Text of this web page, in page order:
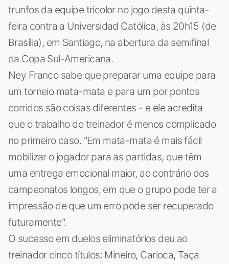
trunfos da equipe tricolor no jogo desta quinta-
feira contra a Universidad Católica, às 20h15 (de
Brasília), em Santiago, na abertura da semifinal
da Copa Sul-Americana.
Ney Franco sabe que preparar uma equipe para
um torneio mata-mata e para um por pontos
corridos são coisas diferentes - e ele acredita
que o trabalho do treinador é menos complicado
no primeiro caso. "Em mata-mata é mais fácil
mobilizar o jogador para as partidas, que têm
uma entrega emocional maior, ao contrário dos
campeonatos longos, em que o grupo pode ter a
impressão de que um erro pode ser recuperado
futuramente".
O sucesso em duelos eliminatórios deu ao
treinador cinco títulos: Mineiro, Carioca, Taça